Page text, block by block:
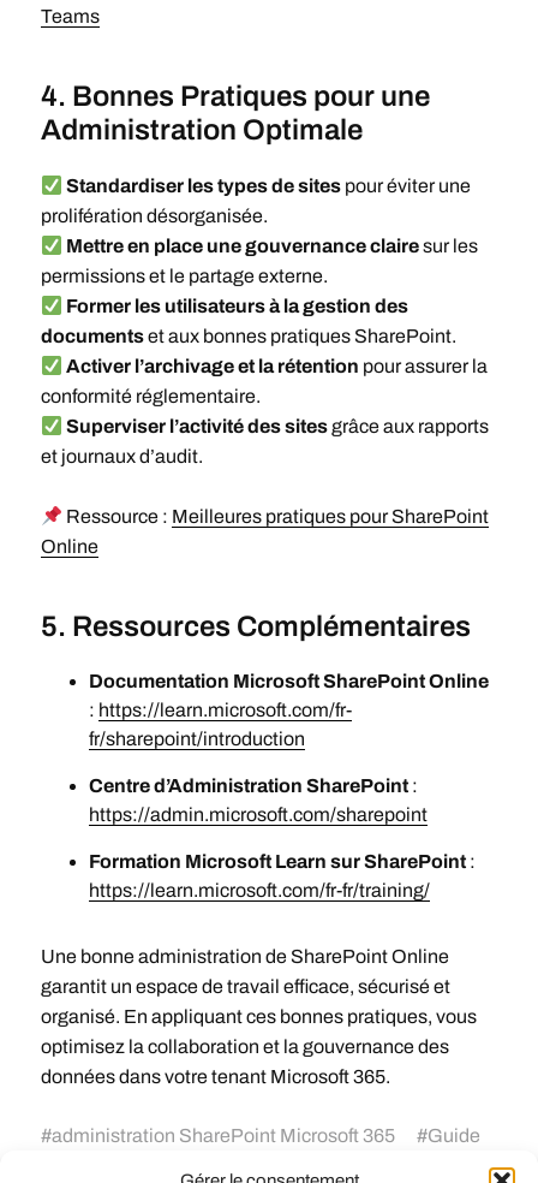
Teams
4. Bonnes Pratiques pour une
Administration Optimale
Standardiser les types de sitespour éviter une
prolifération désorganisée.
Mettre en place une gouvernance clairesur les
permissions et le partage externe.
Former les utilisateurs à la gestion des
documentset aux bonnes pratiques SharePoint.
Activer l’archivage et la rétention pour assurer la
conformité réglementaire.
Superviser l’activité des sitesgrâce aux rapports
et journaux d’audit.
Ressource : Meilleures pratiques pour SharePoint
Online
5. Ressources Complémentaires
Documentation Microsoft SharePoint Online
: https://learn.microsoft.com/fr-
fr/sharepoint/introduction
Centre d’Administration SharePoint:
https://admin.microsoft.com/sharepoint
Formation Microsoft Learn sur SharePoint:
https://learn.microsoft.com/fr-fr/training/
Une bonne administration de SharePoint Online
garantit un espace de travail efficace, sécurisé et
organisé. En appliquant ces bonnes pratiques, vous
optimisez la collaboration et la gouvernance des
données dans votre tenant Microsoft 365.
#administration SharePoint Microsoft 365 #Guide